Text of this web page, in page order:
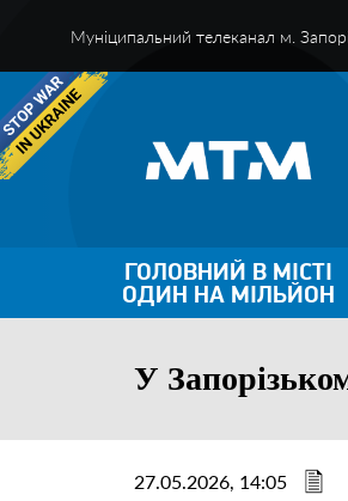
Муніципальний телеканал м.
ГОЛОВНИЙ В МІСТІ
ОДИН НА МІЛЬЙОН
У
27.05.2026, 14:05